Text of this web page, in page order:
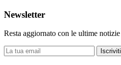
Newsletter
Resta aggiornato con le ultime notizie
Iscriviti